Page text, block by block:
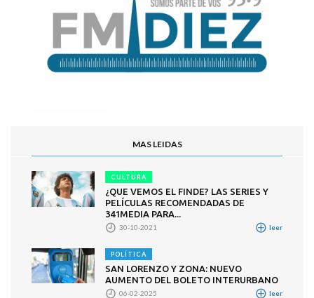
MAS LEIDAS
CULTURA
¿QUE VEMOS EL FINDE? LAS SERIES Y
PELÍCULAS RECOMENDADAS DE
341MEDIA PARA...
30-10-2021 leer
POLÍTICA
SAN LORENZO Y ZONA: NUEVO
AUMENTO DEL BOLETO INTERURBANO
06-02-2025 leer